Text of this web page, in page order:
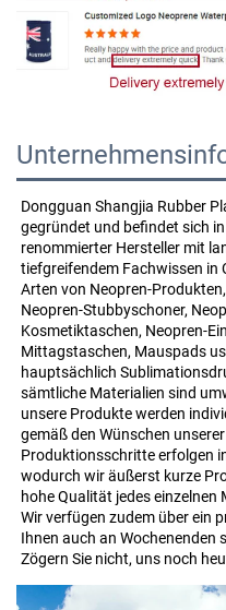
Dongguan Shangjia Rubber
gegründet und befindet sich
renommierter Hersteller mit
tiefgreifendem Fachwissen in
Arten von Neopren-
Neopren-Stubbyschoner,
Kosmetiktaschen, Neopren-
Mittagstaschen, Mauspads
hauptsächlich
sämtliche Materialien sind
unsere Produkte werden
gemäß den Wünschen
Produktionsschritte erfolgen
wodurch wir äußerst kurze
hohe Qualität jedes
Wir verfügen zudem über ein
Ihnen auch an
Zögern Sie nicht, uns noch